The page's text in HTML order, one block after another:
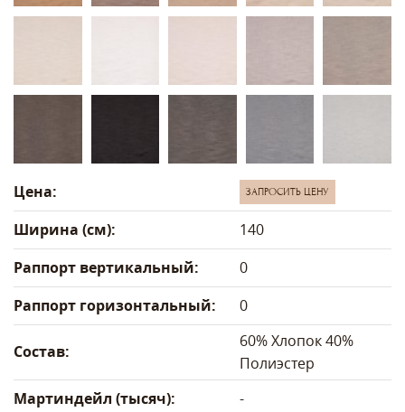
Цена: ЗАПРОСИТЬ ЦЕНУ
Ширина (см):
140
Раппорт вертикальный:
0
Раппорт горизонтальный:
0
Состав:
60% Хлопок 40%
Полиэстер
Мартиндейл (тысяч):
-